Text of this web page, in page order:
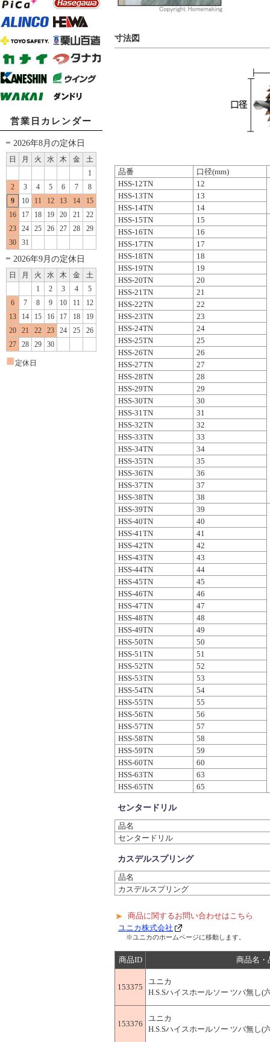
営業日カレンダー
2026年8月の定休日
日 月 火 水 木 金
土
1
2
3 4 5 6 7
8
9
10 11 12 13 14
15
16
17 18 19 20 21
22
23
24 25 26 27 28
29
30
31
2026年9月の定休日
日 月 火 水 木 金
土
1
2 3 4
5
6
7 8 9 10 11
12
13
14 15 16 17 18
19
20
21 22 23 24 25
26
27
28 29 30
■ 定休日
寸法図
品番
口径(mm)
HSS-12TN
12
HSS-13TN
13
HSS-14TN
14
HSS-15TN
15
HSS-16TN
16
HSS-17TN
17
HSS-18TN
18
HSS-19TN
19
HSS-20TN
20
HSS-21TN
21
HSS-22TN
22
HSS-23TN
23
HSS-24TN
24
HSS-25TN
25
HSS-26TN
26
HSS-27TN
27
HSS-28TN
28
HSS-29TN
29
HSS-30TN
30
HSS-31TN
31
HSS-32TN
32
HSS-33TN
33
HSS-34TN
34
HSS-35TN
35
HSS-36TN
36
HSS-37TN
37
HSS-38TN
38
HSS-39TN
39
HSS-40TN
40
HSS-41TN
41
HSS-42TN
42
HSS-43TN
43
HSS-44TN
44
HSS-45TN
45
HSS-46TN
46
HSS-47TN
47
HSS-48TN
48
HSS-49TN
49
HSS-50TN
50
HSS-51TN
51
HSS-52TN
52
HSS-53TN
53
HSS-54TN
54
HSS-55TN
55
HSS-56TN
56
HSS-57TN
57
HSS-58TN
58
HSS-59TN
59
HSS-60TN
60
HSS-63TN
63
HSS-65TN
65
センタードリル
品名
センタードリル
カスデルスプリング
品名
カスデルスプリング
商品に関するお問い合わせはこちら
ユニカ株式会社
※ユニカのホームページに移動します。
商品ID 商品名・
153375
ユニカ
H.S.Sハイスホールソー ツバ無し(
153376
ユニカ
H.S.Sハイスホールソー ツバ無し(